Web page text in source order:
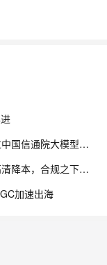
业界首家！阿里云智能媒体服务，卓越级通过中国信通院大模型媒体处理评估
微短剧出海新攻略：多语言翻译提效，窄带高清降本，合规之下畅享极致播放
加速出海